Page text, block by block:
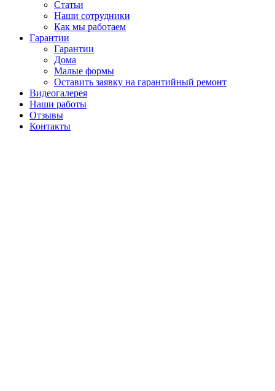
Статьи
Наши сотрудники
Как мы работаем
Гарантии
Гарантии
Дома
Малые формы
Оставить заявку на гарантийный ремонт
Видеогалерея
Наши работы
Отзывы
Контакты